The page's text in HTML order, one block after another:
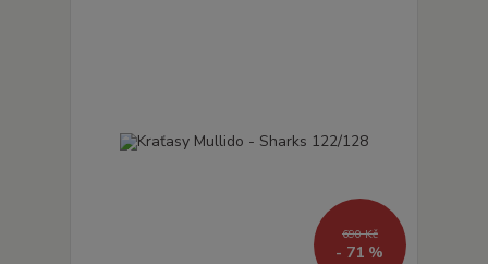
690 Kč
- 71 %